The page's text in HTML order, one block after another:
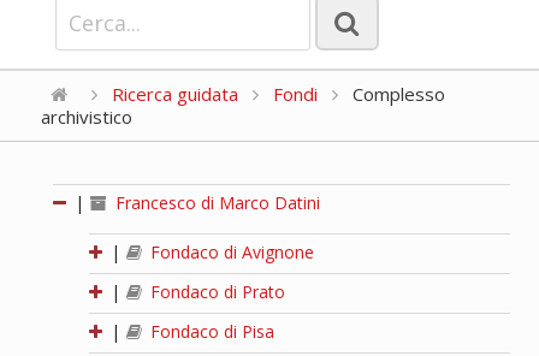
Ricerca guidata Fondi
Complesso
archivistico
| Francesco di Marco Datini
|
Fondaco di Avignone
|
Fondaco di Prato
|
Fondaco di Pisa